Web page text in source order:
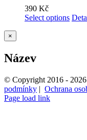
390 Kč
Select options
Zavřít
Rychlé
produktu
×
Název
© Copyright 2016 -
podmínky | Ochrana
Page load link